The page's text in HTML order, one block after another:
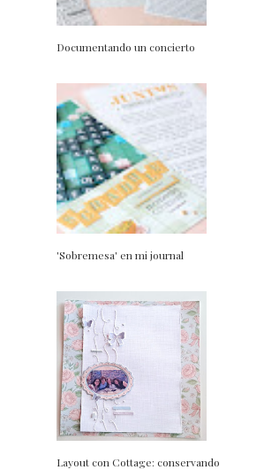
Documentando un concierto
'Sobremesa' en mi journal
Layout con Cottage: conservando